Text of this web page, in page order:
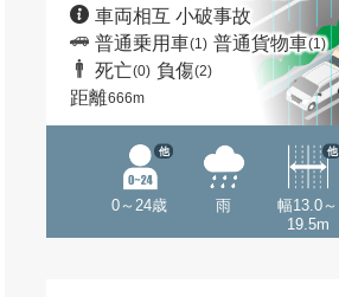
車両相互 小破事故
普通乗用車(1) 普通貨物車(1)
死亡(0) 負傷(2)
距離666m
0～24歳
他
雨
幅13.0～
19.5m
他